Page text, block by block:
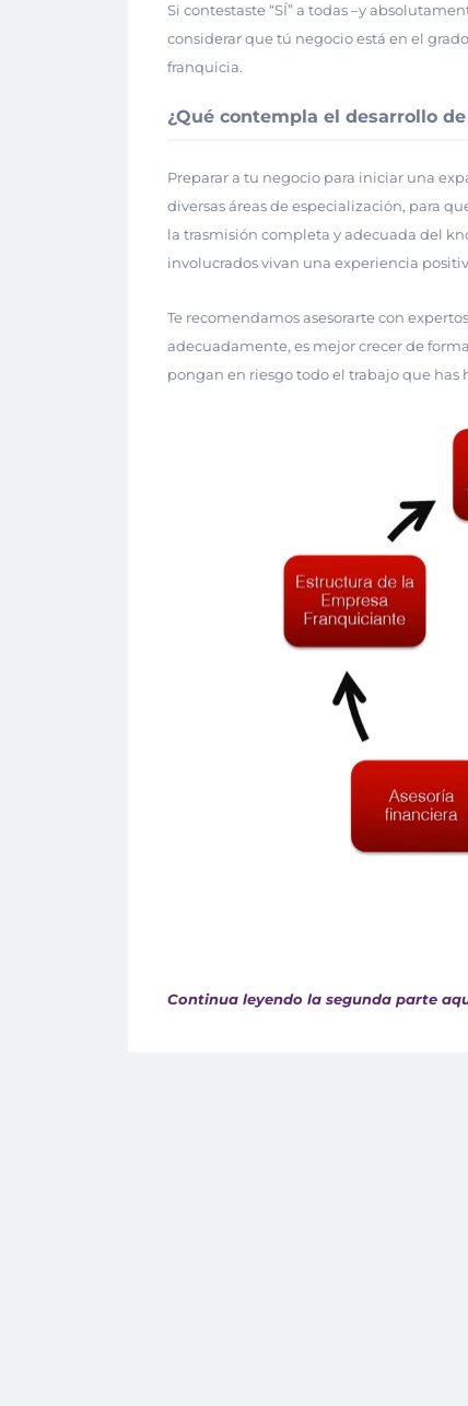
Si contestaste “SÍ” a todas –y
considerar que tú negocio está en el
franquicia.
¿Qué contempla el desarrollo
Preparar a tu negocio para iniciar una
diversas áreas de especialización, para
la trasmisión completa y adecuada del
involucrados vivan una experiencia
Te recomendamos asesorarte con
adecuadamente, es mejor crecer de
pongan en riesgo todo el trabajo que has
Continua leyendo la segunda parte